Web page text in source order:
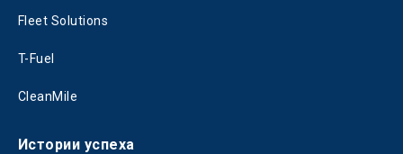
Fleet Solutions
T-Fuel
CleanMile
Истории успеха